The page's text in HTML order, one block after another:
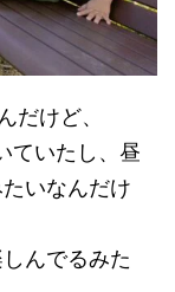
だけど、
ていたし、昼
いなんだけ
んでるみた